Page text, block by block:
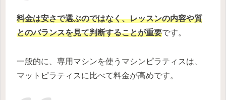
料金は安さで選ぶのではなく、レッスンの内容や質
とのバランスを見て判断することが重要です。
一般的に、専用マシンを使うマシンピラティスは、
マットピラティスに比べて料金が高めです。